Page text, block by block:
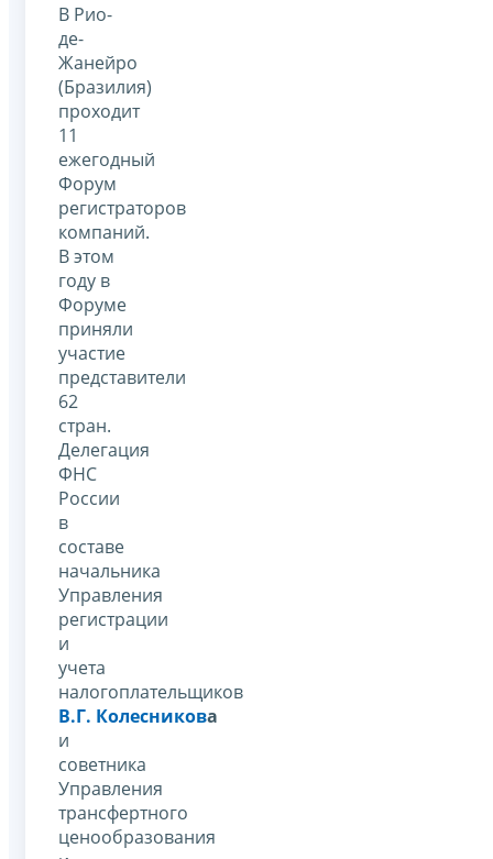
В Рио-
де-
Жанейро
(Бразилия)
проходит
11
ежегодный
Форум
регистраторов
компаний.
В этом
году в
Форуме
приняли
участие
представители
62
стран.
Делегация
ФНС
России
в
составе
начальника
Управления
регистрации
и
учета
налогоплательщиков
В.Г. Колесникова
и
советника
Управления
трансфертного
ценообразования